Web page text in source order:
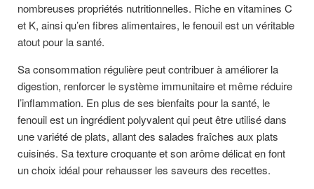
nombreuses propriétés nutritionnelles. Riche en vitamines C
et K, ainsi qu’en fibres alimentaires, le fenouil est un véritable
atout pour la santé.
Sa consommation régulière peut contribuer à améliorer la
digestion, renforcer le système immunitaire et même réduire
l’inflammation. En plus de ses bienfaits pour la santé, le
fenouil est un ingrédient polyvalent qui peut être utilisé dans
une variété de plats, allant des salades fraîches aux plats
cuisinés. Sa texture croquante et son arôme délicat en font
un choix idéal pour rehausser les saveurs des recettes.